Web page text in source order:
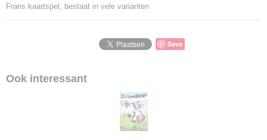
Bruto gewicht
Frans kaartspel, bestaat in vele varianten
Save
Ook interessant